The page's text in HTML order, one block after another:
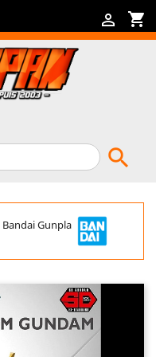
shopping_cart


Gunpla